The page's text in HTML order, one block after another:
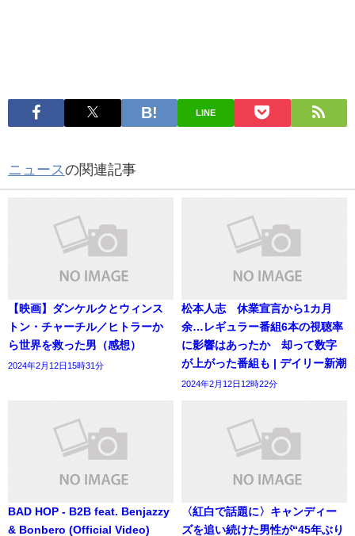
LINE
ニュース の関連記事
【映画】ダンケルクとウィンス
トン・チャーチル／ヒトラーか
ら世界を救った男（感想）
2024年2月12日15時31分
松本人志 休業宣言から1カ月
余…レギュラー番組6本の視聴率
に影響はあったか 却って数字
が上がった番組も | デイリー新潮
2024年2月12日12時22分
BAD HOP - B2B feat. Benjazzy
& Bonbero (Official Video)
〈紅白で話題に〉キャンディー
ズを追い続けた男性が“45年ぶり